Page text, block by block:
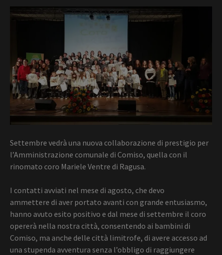
Settembre vedrà una nuova collaborazione di prestigio per
l’Amministrazione comunale di Comiso, quella con il
rinomato coro Mariele Ventre di Ragusa.
I contatti avviati nel mese di agosto, che devo
ammettere di aver portato avanti con grande entusiasmo,
hanno avuto esito positivo e dal mese di settembre il coro
opererà nella nostra città, consentendo ai bambini di
Comiso, ma anche delle città limitrofe, di avere accesso ad
una stupenda avventura senza l’obbligo di raggiungere